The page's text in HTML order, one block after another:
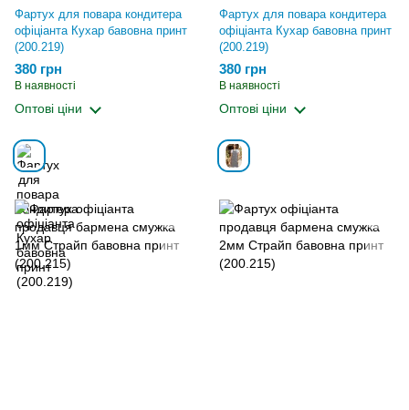
Фартух для повара кондитера
офіціанта Кухар бавовна принт
(200.219)
380 грн
В наявності
Оптові ціни
Фартух для повара кондитера
офіціанта Кухар бавовна принт
(200.219)
380 грн
В наявності
Оптові ціни